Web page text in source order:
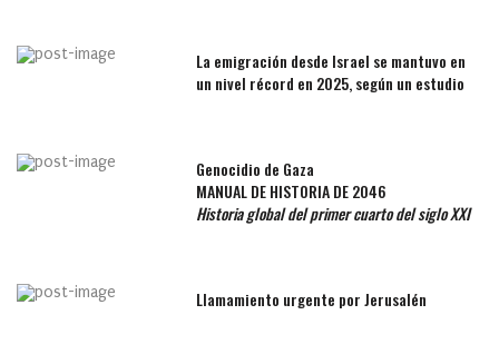
La emigración desde Israel se mantuvo en
un nivel récord en 2025, según un estudio
Genocidio de Gaza
MANUAL DE HISTORIA DE 2046
Historia global del primer cuarto del siglo XXI
Llamamiento urgente por Jerusalén